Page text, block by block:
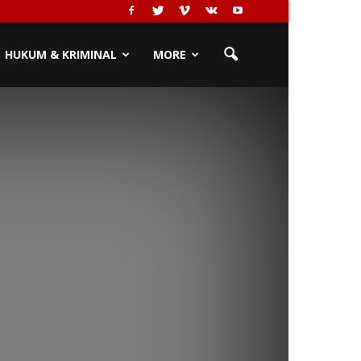
HUKUM & KRIMINAL MORE